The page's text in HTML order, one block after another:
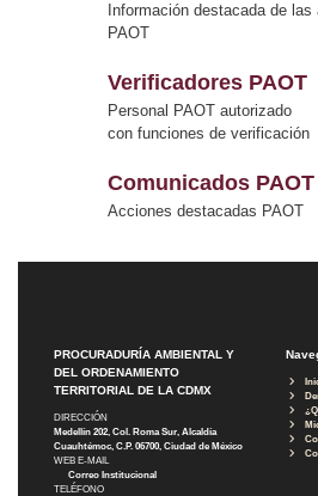
Información destacada de las
PAOT
Verificadores PAOT
Personal PAOT autorizado
con funciones de verificación
Comunicados PAOT
Acciones destacadas PAOT
PROCURADURÍA AMBIENTAL Y
DEL ORDENAMIENTO
TERRITORIAL DE LA CDMX
DIRECCIÓN
Medellín 202, Col. Roma Sur, Alcaldía
Cuauhtémoc, C.P. 06700, Ciudad de México
WEB E-MAIL
Correo Institucional
TELÉFONO